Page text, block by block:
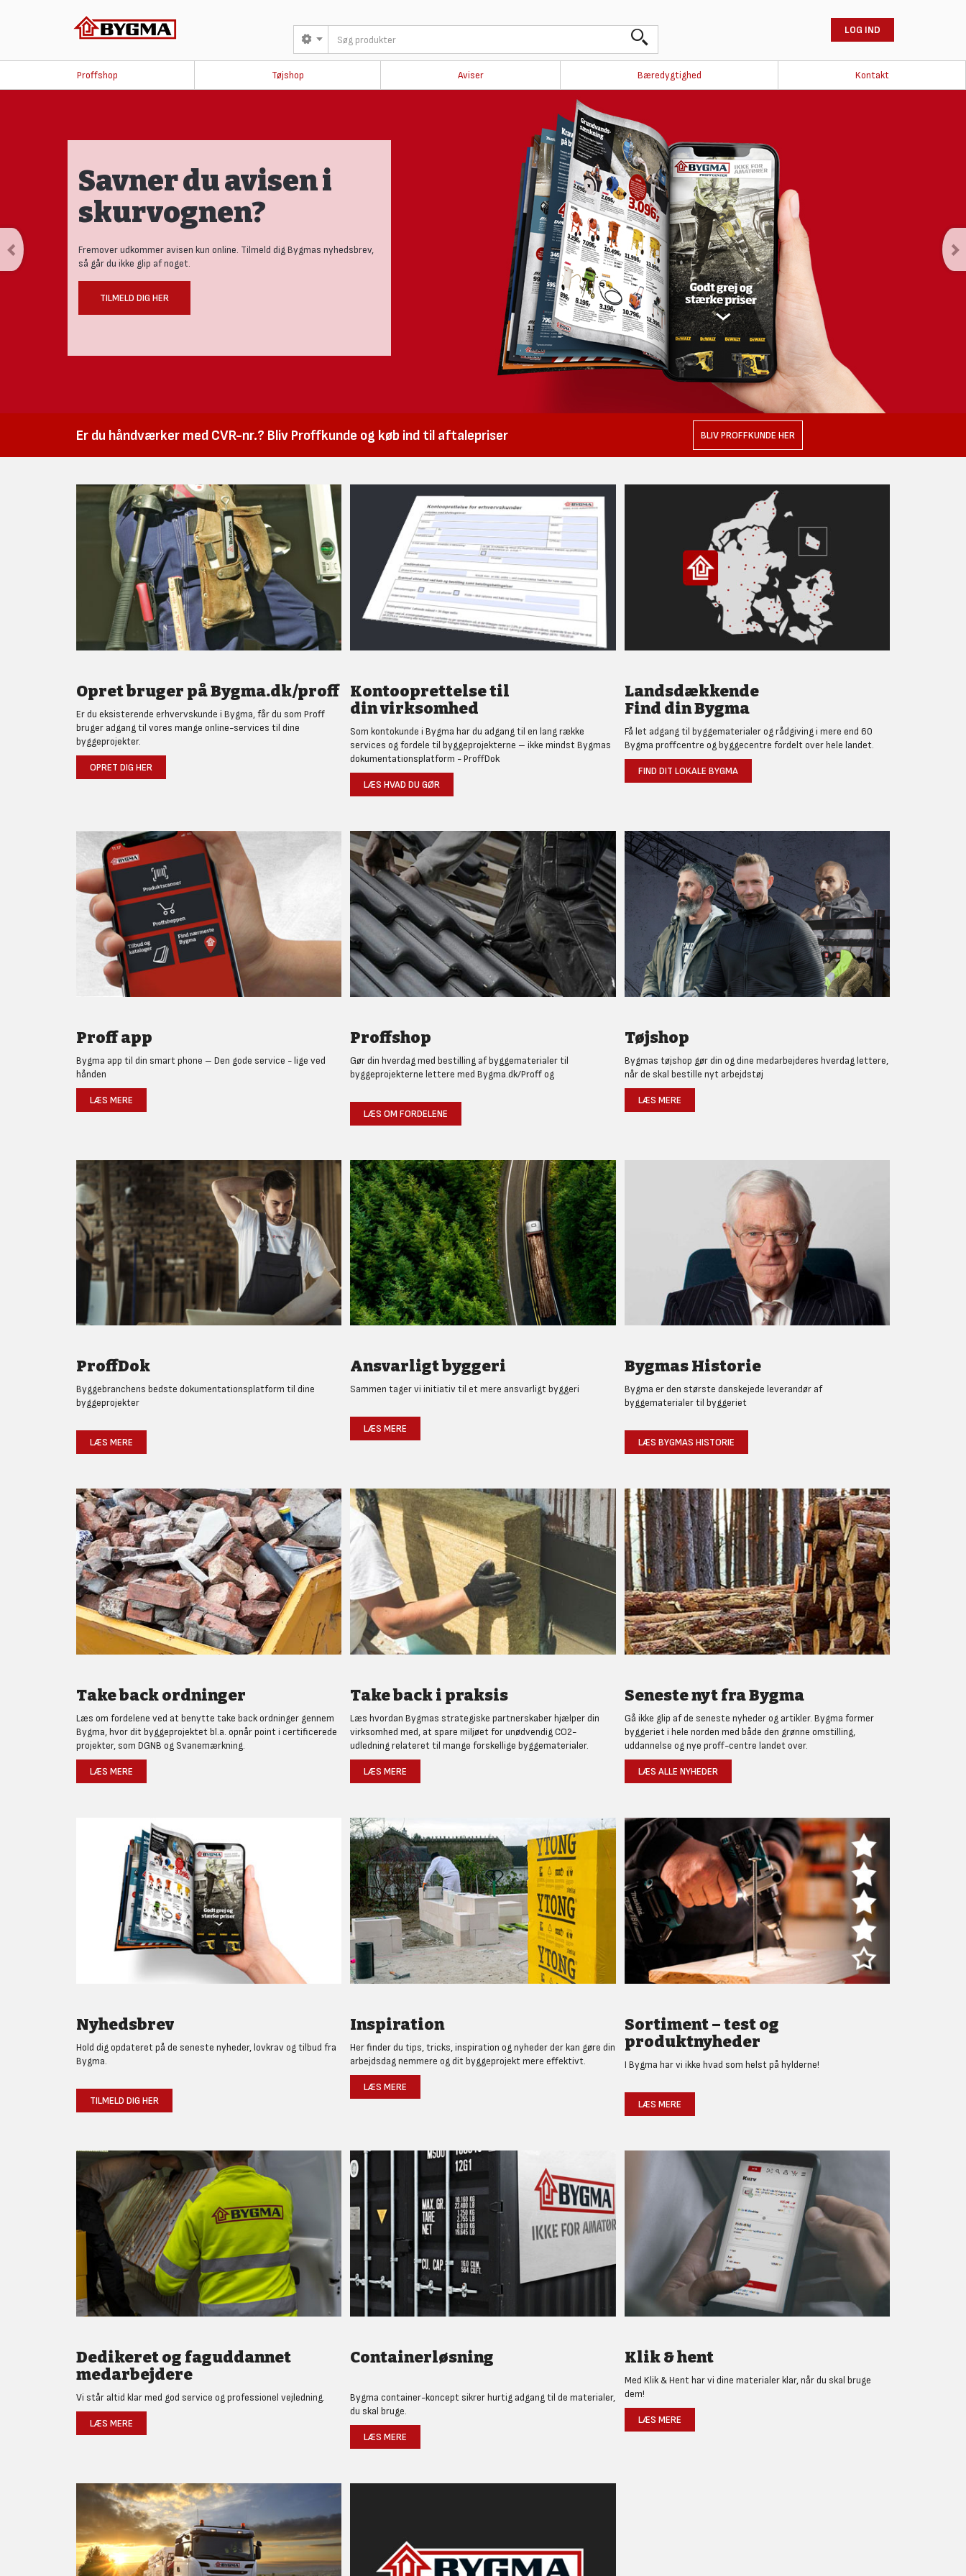
LOG IND
Proffshop Tøjshop Aviser Bæredygtighed Kontakt
Savner du avisen i
skurvognen?
Fremover udkommer avisen kun online. Tilmeld dig Bygmas nyhedsbrev,
så går du ikke glip af noget.
TILMELD DIG HER
Er du håndværker med CVR-nr.? Bliv Proffkunde og køb ind til aftalepriser BLIV PROFFKUNDE HER
Opret bruger på Bygma.dk/proff
Er du eksisterende erhvervskunde i Bygma, får du som Proff
bruger adgang til vores mange online-services til dine
byggeprojekter.
OPRET DIG HER
Kontooprettelse til
din virksomhed
Som kontokunde i Bygma har du adgang til en lang række
services og fordele til byggeprojekterne – ikke mindst Bygmas
dokumentationsplatform - ProffDok
LÆS HVAD DU GØR
Landsdækkende
Find din Bygma
Få let adgang til byggematerialer og rådgiving i mere end 60
Bygma proffcentre og byggecentre fordelt over hele landet.
FIND DIT LOKALE BYGMA
Proff app
Bygma app til din smart phone – Den gode service - lige ved
hånden
LÆS MERE
Proffshop
Gør din hverdag med bestilling af byggematerialer til
byggeprojekterne lettere med Bygma.dk/Proff og
LÆS OM FORDELENE
Tøjshop
Bygmas tøjshop gør din og dine medarbejderes hverdag lettere,
når de skal bestille nyt arbejdstøj
LÆS MERE
ProffDok
Byggebranchens bedste dokumentationsplatform til dine
byggeprojekter
LÆS MERE
Ansvarligt byggeri
Sammen tager vi initiativ til et mere ansvarligt byggeri
LÆS MERE
Bygmas Historie
Bygma er den største danskejede leverandør af
byggematerialer til byggeriet
LÆS BYGMAS HISTORIE
Take back ordninger
Læs om fordelene ved at benytte take back ordninger gennem
Bygma, hvor dit byggeprojektet bl.a. opnår point i certificerede
projekter, som DGNB og Svanemærkning.
LÆS MERE
Take back i praksis
Læs hvordan Bygmas strategiske partnerskaber hjælper din
virksomhed med, at spare miljøet for unødvendig CO2-
udledning relateret til mange forskellige byggematerialer.
LÆS MERE
Seneste nyt fra Bygma
Gå ikke glip af de seneste nyheder og artikler. Bygma former
byggeriet i hele norden med både den grønne omstilling,
uddannelse og nye proff-centre landet over.
LÆS ALLE NYHEDER
Nyhedsbrev
Hold dig opdateret på de seneste nyheder, lovkrav og tilbud fra
Bygma.
TILMELD DIG HER
Inspiration
Her finder du tips, tricks, inspiration og nyheder der kan gøre din
arbejdsdag nemmere og dit byggeprojekt mere effektivt.
LÆS MERE
Sortiment – test og
produktnyheder
I Bygma har vi ikke hvad som helst på hylderne!
LÆS MERE
Dedikeret og faguddannet
medarbejdere
Vi står altid klar med god service og professionel vejledning.
LÆS MERE
Containerløsning
Bygma container-koncept sikrer hurtig adgang til de materialer,
du skal bruge.
LÆS MERE
Klik & hent
Med Klik & Hent har vi dine materialer klar, når du skal bruge
dem!
LÆS MERE